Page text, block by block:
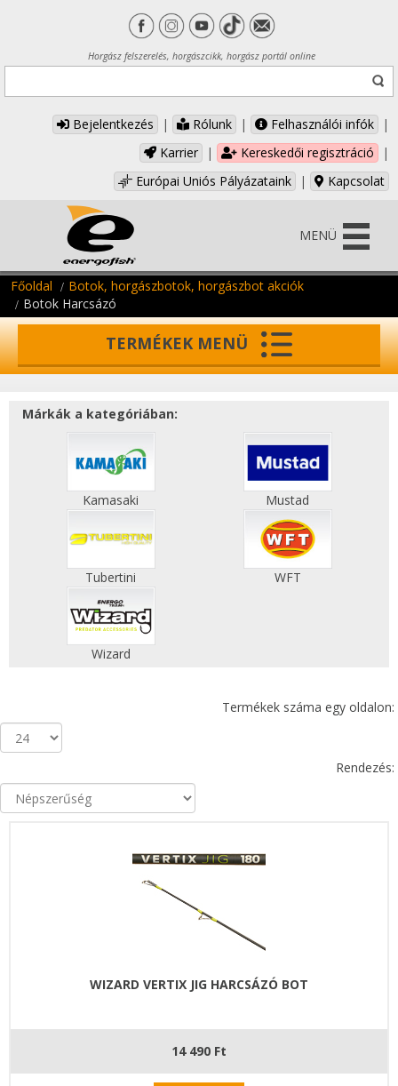
Horgász felszerelés, horgászcikk, horgász portál online
Bejelentkezés | Rólunk | Felhasználói infók
|
Karrier
| Kereskedői regisztráció
|
Európai Uniós Pályázataink
| Kapcsolat
MENÜ
Főoldal
Botok, horgászbotok, horgászbot akciók
Botok Harcsázó
TERMÉKEK MENÜ
Márkák a kategóriában:
Kamasaki Mustad
Tubertini WFT
Wizard
Termékek száma egy oldalon:
Rendezés:
WIZARD VERTIX JIG HARCSÁZÓ BOT
14 490 Ft